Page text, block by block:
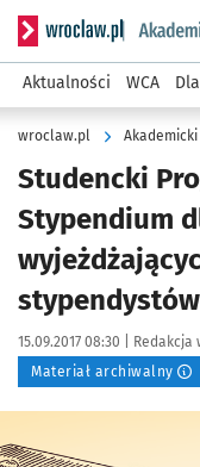
Serwis informacyjny
Aktualności WCA
wroclaw.pl Akademicki
Studencki
Stypendium
Data publikacji:
15.09.2017 08:30 | Autor:
Redakcja
Materiał archiwalny